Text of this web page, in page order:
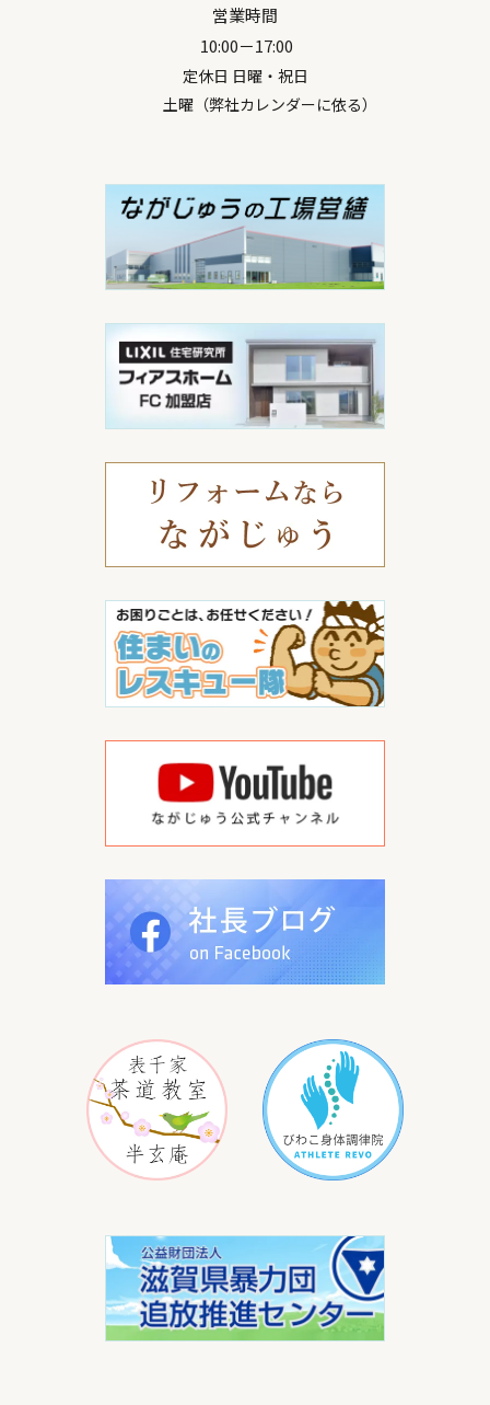
営業時間
10:00－17:00
定休日 日曜・祝日
土曜（弊社カレンダーに依る）